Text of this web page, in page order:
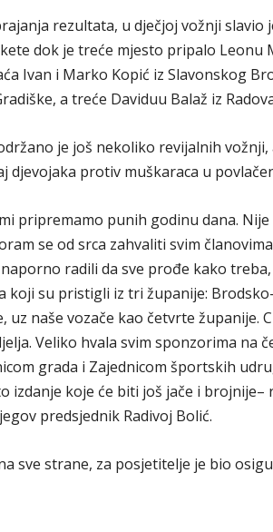
rezultata, u dječjoj vožnji slavio
dok je treće mjesto pripalo Leonu
Ivan i Marko Kopić iz Slavonskog
a treće Daviduu Balaž iz
je još nekoliko revijalnih
djevojaka protiv muškaraca u
pripremamo punih godinu dana.
se od srca zahvaliti svim
radili da sve prođe kako
koji su pristigli iz tri županije:
uz naše vozače kao četvrte županije.
Veliko hvala svim sponzorima na
grada i Zajednicom športskih
izdanje koje će biti još jače i brojnije–
predsjednik Radivoj Bolić.
sve strane, za posjetitelje je bio